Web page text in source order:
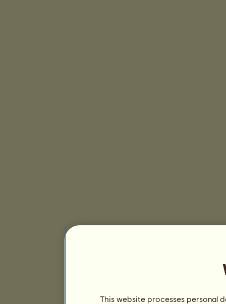
This website processes personal